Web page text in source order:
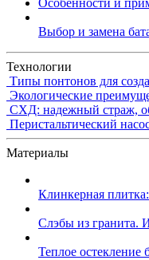
Особенности и
Выбор и замена
Технологии
Типы понтонов для
Экологические
СХД: надежный страж,
Перистальтический
Материалы
Клинкерная
Слэбы из гранита.
Теплое